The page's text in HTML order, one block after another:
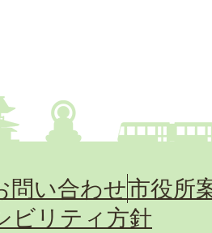
問い合わせ市役所
ビリティ方針